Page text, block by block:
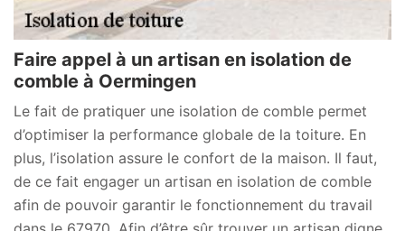
Faire appel à un artisan en isolation de
comble à Oermingen
Le fait de pratiquer une isolation de comble permet
d’optimiser la performance globale de la toiture. En
plus, l’isolation assure le confort de la maison. Il faut,
de ce fait engager un artisan en isolation de comble
afin de pouvoir garantir le fonctionnement du travail